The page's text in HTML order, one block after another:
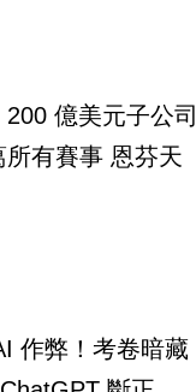
億美元子公司
有賽事 恩芬天
作弊！考卷暗藏